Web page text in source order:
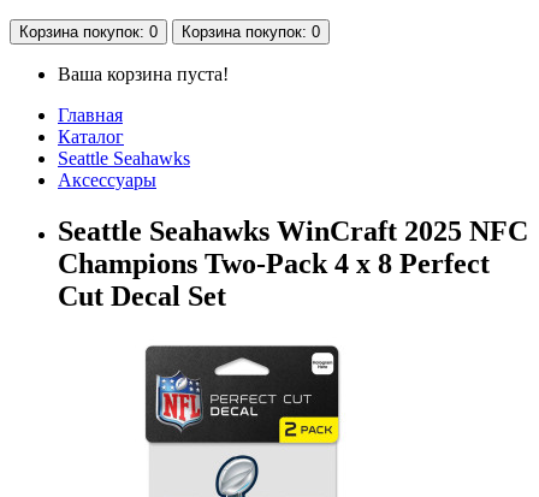
Корзина покупок: 0 Корзина покупок: 0
Ваша корзина пуста!
Главная
Каталог
Seattle Seahawks
Аксессуары
Seattle Seahawks WinCraft 2025 NFC
Champions Two-Pack 4 x 8 Perfect
Cut Decal Set